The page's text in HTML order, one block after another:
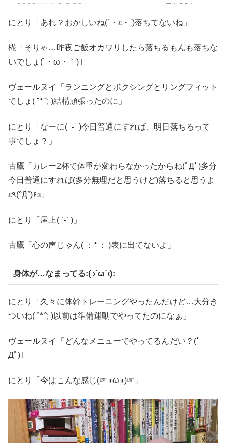
にとり「あれ？おかしいね(´・ε・`)落ちてないね」
椛「そりゃ…昨夜ご飯オカワリしたら落ちるもんも落ちな
いでしょ(´・ω・｀)｣
ヴェールヌイ「ランニングとボクシングとリングフィット
でしょ( ˆ꒳ˆ; )結構頑張ったのに」
にとり「なーに( ˙-˙ )今日普通にすれば、明日落ちるって
事でしょ？」
古鷹「カレー2杯で体重が変わらなかったからね(ﾟДﾟ)多分
今日普通にすれば(多分無理だと思うけど)落ちると思うよ
ε٩(°Д°)۶з」
にとり「屋上( ˙-˙ )」
古鷹「心の声じゃん( ；꒳； )表に出てないよ」
身体が…なまってる:( ›´ω`‹):
にとり「久々に体幹トレーニングやったんだけど…大分き
ついね( ˆ꒳ˆ; )以前は準備運動でやってたのになぁ」
ヴェールヌイ「どんなメニューでやってるんだい？(ﾟ
Дﾟ)」
にとり「今はこんな感じ(☞◑ω◑)☞」